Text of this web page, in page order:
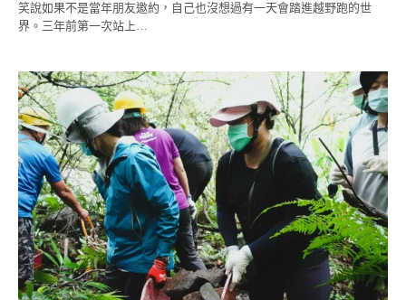
笑說如果不是當年朋友邀約，自己也沒想過有一天會踏進越野跑的世
界。三年前第一次站上…